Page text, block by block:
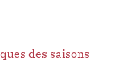
des saisons